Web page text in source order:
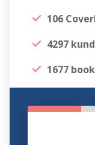
106
4297
1677